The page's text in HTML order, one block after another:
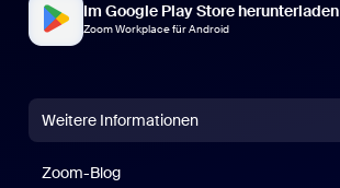
Im Google Play Store herunterladen
Zoom Workplace für Android
Weitere Informationen
Zoom-Blog